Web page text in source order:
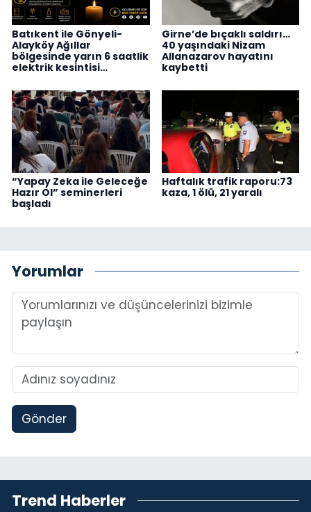
Batıkent ile Gönyeli-
Alayköy Ağıllar
bölgesinde yarın 6 saatlik
elektrik kesintisi…
Girne’de bıçaklı saldırı…
40 yaşındaki Nizam
Allanazarov hayatını
kaybetti
“Yapay Zeka ile Geleceğe
Hazır Ol” seminerleri
başladı
Haftalık trafik raporu:73
kaza, 1 ölü, 21 yaralı
Yorumlar
Gönder
Trend Haberler